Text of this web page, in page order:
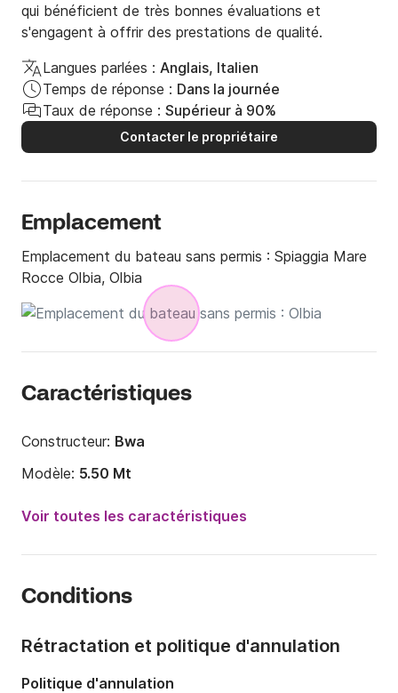
qui bénéficient de très bonnes évaluations et
s'engagent à offrir des prestations de qualité.
Langues parlées : Anglais, Italien
Temps de réponse : Dans la journée
Taux de réponse : Supérieur à 90%
Contacter le propriétaire
Emplacement
Emplacement du bateau sans permis : Spiaggia Mare
Rocce Olbia, Olbia
Caractéristiques
Constructeur: Bwa
Modèle: 5.50 Mt
Capacité à bord:
Voir toutes les caractéristiques
Conditions
Rétractation et politique d'annulation
Politique d'annulation